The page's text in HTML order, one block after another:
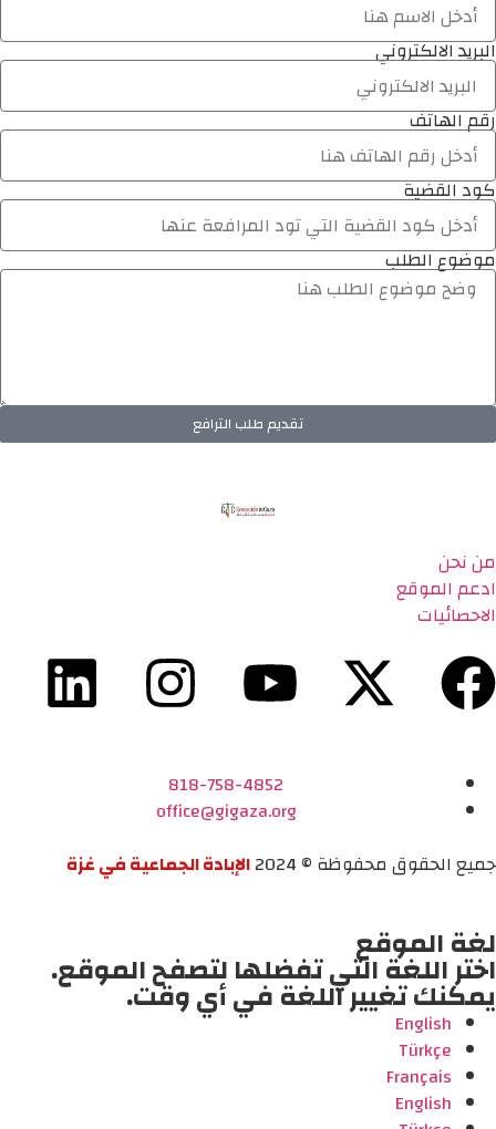
البريد الالكتروني
رقم الهاتف
كود القضية
موضوع الطلب
تقديم طلب الترافع
من نحن
ادعم الموقع
الاحصائيات
818-758-4852
office@gigaza.org
جميع الحقوق محفوظة © 2024
الإبادة الجماعية في غزة
لغة الموقع
اختر اللغة التي تفضلها لتصفح الموقع.
يمكنك تغيير اللغة في أي وقت.
English
Türkçe
Français
English